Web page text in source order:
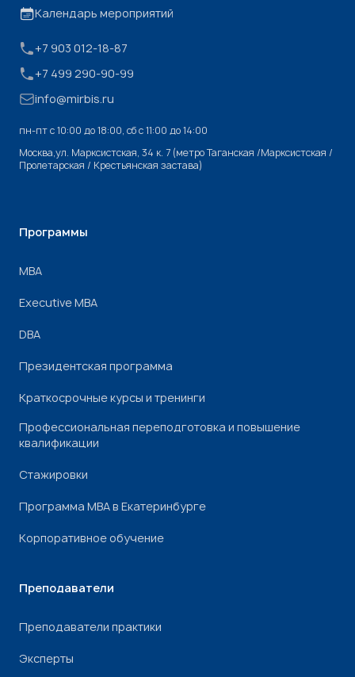
Календарь мероприятий
+7 903 012-18-87
+7 499 290-90-99
info@mirbis.ru
пн-пт с 10:00 до 18:00, cб с 11:00 до 14:00
Москва,ул. Марксистская, 34 к. 7 (метро Таганская /Марксистская /
Пролетарская / Крестьянская застава)
Программы
МВА
Executive MBA
DBA
Президентская программа
Краткосрочные курсы и тренинги
Профессиональная переподготовка и повышение
квалификации
Стажировки
Программа МВА в Екатеринбурге
Корпоративное обучение
Преподаватели
Преподаватели практики
Эксперты